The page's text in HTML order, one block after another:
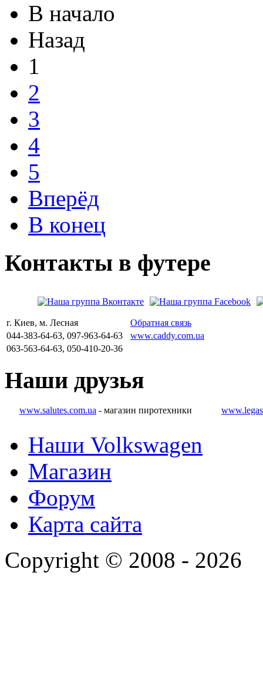
В начало
Назад
1
2
3
4
5
Вперёд
В конец
Контакты в футере
г. Киев, м. Лесная
Обратная связь
044-383-64-63, 097-963-64-63
www.caddy.com.ua
063-563-64-63, 050-410-20-36
Наши друзья
www.salutes.com.ua - магазин пиротехники
Наши Volkswagen
Магазин
Форум
Карта сайта
Copyright © 2008 - 2026